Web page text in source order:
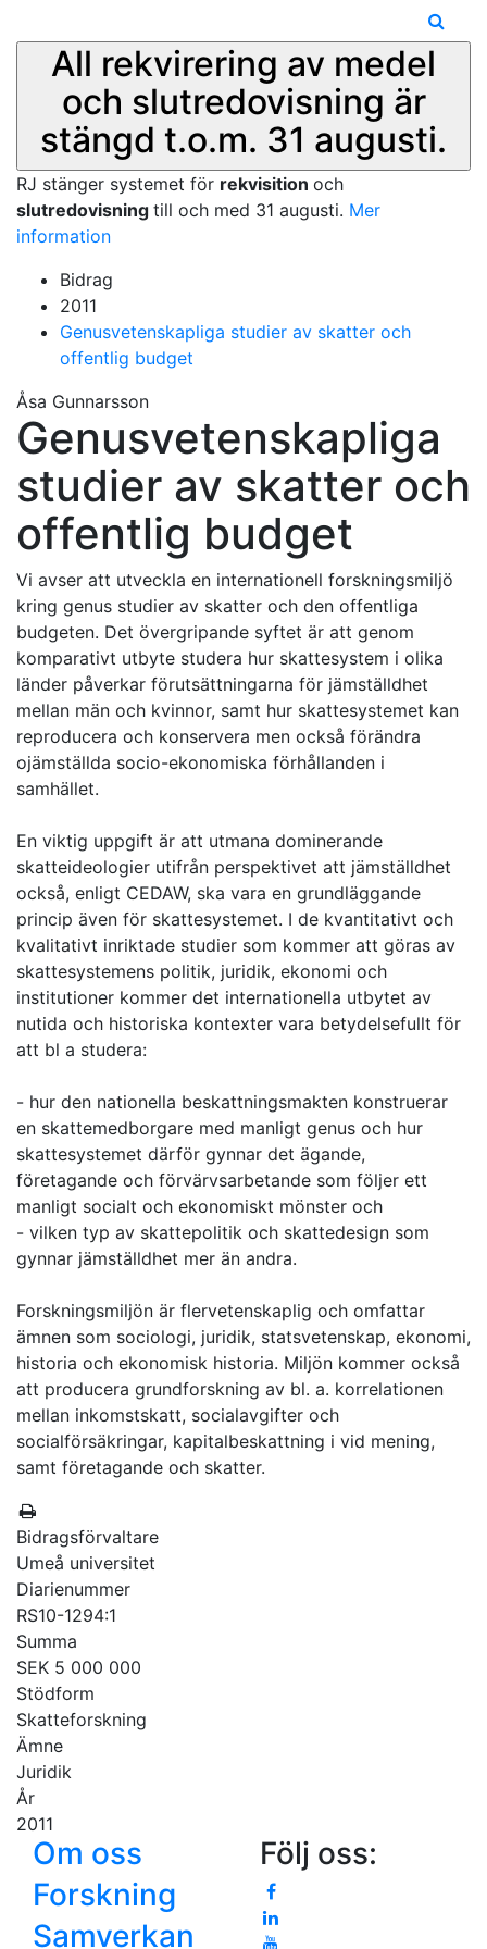
All rekvirering av medel
och slutredovisning är
stängd t.o.m. 31 augusti.
RJ stänger systemet för rekvisition och
slutredovisning till och med 31 augusti. Mer
information
Bidrag
2011
Genusvetenskapliga studier av skatter och
offentlig budget
Åsa Gunnarsson
Genusvetenskapliga
studier av skatter och
offentlig budget
Vi avser att utveckla en internationell forskningsmiljö
kring genus studier av skatter och den offentliga
budgeten. Det övergripande syftet är att genom
komparativt utbyte studera hur skattesystem i olika
länder påverkar förutsättningarna för jämställdhet
mellan män och kvinnor, samt hur skattesystemet kan
reproducera och konservera men också förändra
ojämställda socio-ekonomiska förhållanden i
samhället.
En viktig uppgift är att utmana dominerande
skatteideologier utifrån perspektivet att jämställdhet
också, enligt CEDAW, ska vara en grundläggande
princip även för skattesystemet. I de kvantitativt och
kvalitativt inriktade studier som kommer att göras av
skattesystemens politik, juridik, ekonomi och
institutioner kommer det internationella utbytet av
nutida och historiska kontexter vara betydelsefullt för
att bl a studera:
- hur den nationella beskattningsmakten konstruerar
en skattemedborgare med manligt genus och hur
skattesystemet därför gynnar det ägande,
företagande och förvärvsarbetande som följer ett
manligt socialt och ekonomiskt mönster och
- vilken typ av skattepolitik och skattedesign som
gynnar jämställdhet mer än andra.
Forskningsmiljön är flervetenskaplig och omfattar
ämnen som sociologi, juridik, statsvetenskap, ekonomi,
historia och ekonomisk historia. Miljön kommer också
att producera grundforskning av bl. a. korrelationen
mellan inkomstskatt, socialavgifter och
socialförsäkringar, kapitalbeskattning i vid mening,
samt företagande och skatter.
Bidragsförvaltare
Umeå universitet
Diarienummer
RS10-1294:1
Summa
SEK 5 000 000
Stödform
Skatteforskning
Ämne
Juridik
År
2011
Om oss
Forskning
Samverkan
Följ oss: